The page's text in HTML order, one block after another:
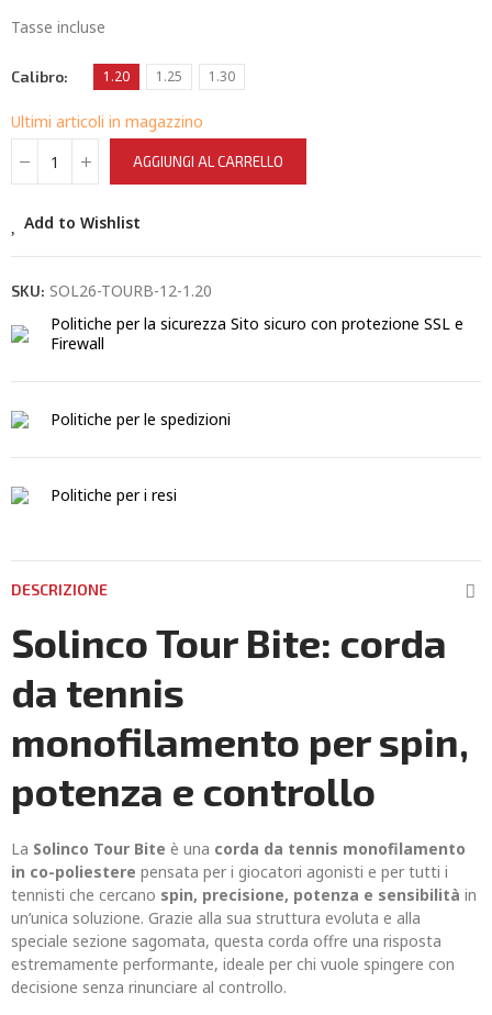
Tasse incluse
Calibro 1.20 1.25 1.30
Ultimi articoli in magazzino
AGGIUNGI AL CARRELLO
Add to Wishlist
SKU: SOL26-TOURB-12-1.20
Politiche per la sicurezza Sito sicuro con protezione SSL e
Firewall
Politiche per le spedizioni
Politiche per i resi
DESCRIZIONE
Solinco Tour Bite: corda
da tennis
monofilamento per spin,
potenza e controllo
La Solinco Tour Bite è una corda da tennis monofilamento
in co-poliestere pensata per i giocatori agonisti e per tutti i
tennisti che cercano spin, precisione, potenza e sensibilità in
un’unica soluzione. Grazie alla sua struttura evoluta e alla
speciale sezione sagomata, questa corda offre una risposta
estremamente performante, ideale per chi vuole spingere con
decisione senza rinunciare al controllo.